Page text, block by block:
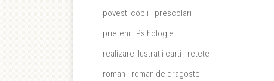
povesti copii
prescolari
prieteni
Psihologie
realizare ilustratii carti
retete
roman
roman de dragoste